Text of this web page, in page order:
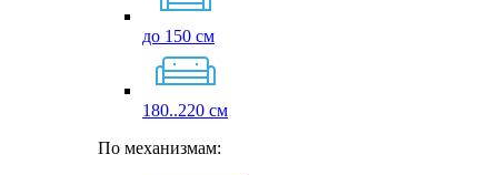
до 150 см
180..220 см
По механизмам: